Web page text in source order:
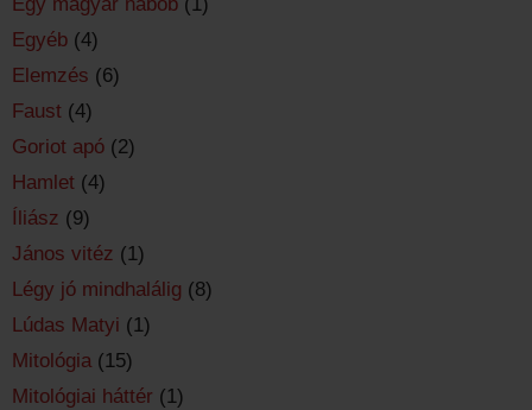
Egyéb (4)
Elemzés (6)
Faust (4)
Goriot apó (2)
Hamlet (4)
Íliász (9)
János vitéz (1)
Légy jó mindhalálig (8)
Lúdas Matyi (1)
Mitológia (15)
Mitológiai háttér (1)